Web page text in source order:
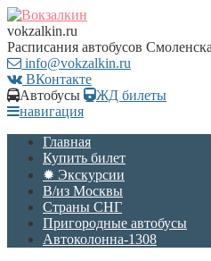
vokzalkin.ru
Расписания автобусов Смоленска
info@vokzalkin.ru
ВКонтакте
Автобусы
ЖД билеты
навигация
Главная
Купить билет
✹ Экскурсии
В/из Москвы
Страны СНГ
Пригородные автобусы
Автоколонна-1308